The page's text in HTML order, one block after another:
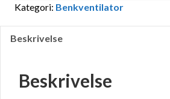
Kategori: Benkventilator
Beskrivelse
Beskrivelse